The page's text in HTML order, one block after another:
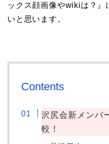
ックス顔画像やwikiは？』
いと思います。
Contents
沢尻会新メンバ
較！